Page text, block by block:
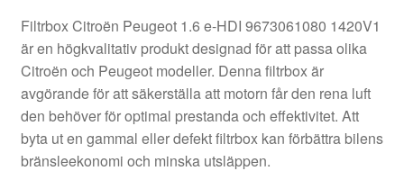
Kolla upp
Kontakt
Mitt konto
Filtrbox Citroën Peugeot 1.6 e-HDI 9673061080 1420V1
är en högkvalitativ produkt designad för att passa olika
Citroën och Peugeot modeller. Denna filtrbox är
avgörande för att säkerställa att motorn får den rena luft
den behöver för optimal prestanda och effektivitet. Att
byta ut en gammal eller defekt filtrbox kan förbättra bilens
bränsleekonomi och minska utsläppen.